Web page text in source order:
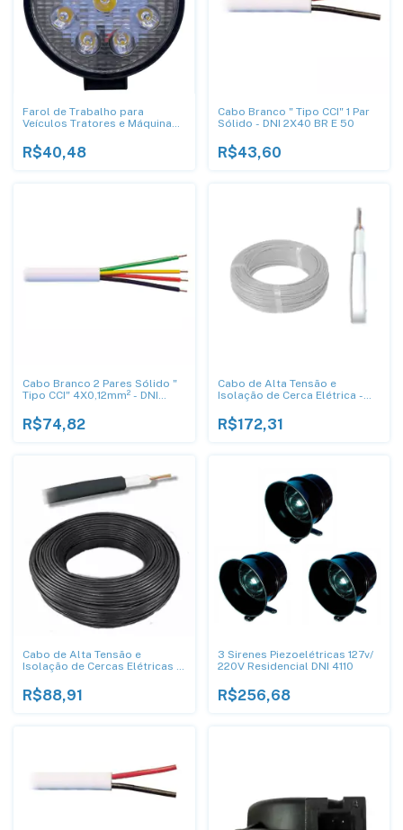
Farol de Trabalho para
Veículos Tratores e Máquinas
4159
R$40,48
Cabo Branco " Tipo CCI" 1 Par
Sólido - DNI 2X40 BR E 50
R$43,60
Cabo Branco 2 Pares Sólido "
Tipo CCI" 4X0,12mm² - DNI
R$74,82
Cabo de Alta Tensão e
Isolação de Cerca Elétrica -
R$172,31
Cabo de Alta Tensão e
Isolação de Cercas Elétricas -
R$88,91
3 Sirenes Piezoelétricas 127v/
220V Residencial DNI 4110
R$256,68